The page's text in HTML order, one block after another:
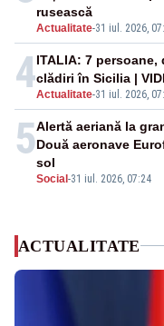
Actualitate-31 iul. 2026,
rusească
4Actualitate-31 iul. 2026,
ITALIA: 7
clădiri în Sicilia |
5
Social-31 iul. 2026, 07:24
Alertă aeriană la
Două aeronave
sol
ACTUALITATE